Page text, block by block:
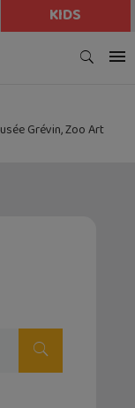
KIDS
Grévin, Zoo Art